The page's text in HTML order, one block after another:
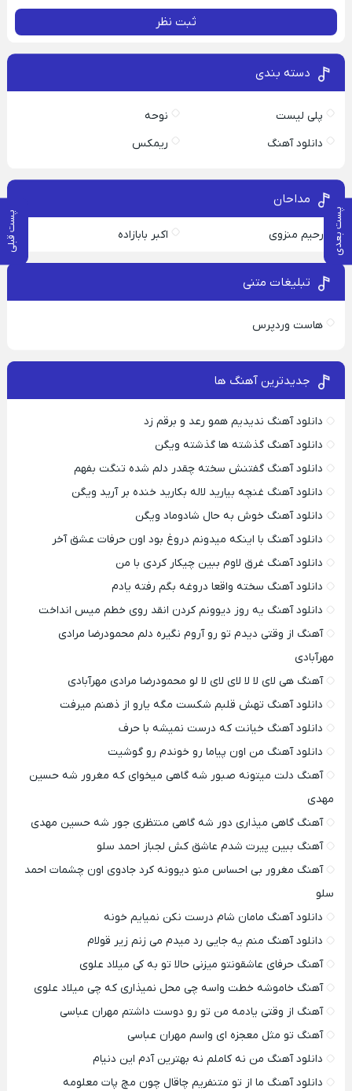
پست بعدی پست قبلی
ثبت نظر
دسته بندی
پلی لیست
نوحه
دانلود آهنگ
ریمکس
مداحان
رحیم منزوی اکبر بابازاده
تبلیغات متنی
هاست وردپرس
جدیدترین آهنگ ها
دانلود آهنگ ندیدیم همو رعد و برقم زد
دانلود آهنگ گذشته ها گذشته ویگن
دانلود آهنگ گفتنش سخته چقدر دلم شده تنگت بفهم
دانلود آهنگ غنچه بیارید لاله بکارید خنده بر آرید ویگن
دانلود آهنگ خوش به حال شادوماد ویگن
دانلود آهنگ با اینکه میدونم دروغ بود اون حرفات عشق آخر
دانلود آهنگ غرق لاوم ببین چیکار کردی با من
دانلود آهنگ سخته واقعا دروغه بگم رفته یادم
دانلود آهنگ یه روز دیوونم کردن انقد روی خطم میس انداخت
آهنگ از وقتی دیدم تو رو آروم نگیره دلم محمودرضا مرادی
مهرآبادی
آهنگ هی لای لا لا لای لای لا لو محمودرضا مرادی مهرآبادی
دانلود آهنگ تهش قلبم شکست مگه یارو از ذهنم میرفت
دانلود آهنگ خیانت که درست نمیشه با حرف
دانلود آهنگ من اون پیاما رو خوندم رو گوشیت
آهنگ دلت میتونه صبور شه گاهی میخوای که مغرور شه حسین
مهدی
آهنگ گاهی میذاری دور شه گاهی منتظری جور شه حسین مهدی
آهنگ ببین پیرت شدم عاشق کش لجباز احمد سلو
آهنگ مغرور بی احساس منو دیوونه کرد جادوی اون چشمات احمد
سلو
دانلود آهنگ مامان شام درست نکن نمیایم خونه
دانلود آهنگ منم یه جایی رد میدم می زنم زیر قولام
آهنگ حرفای عاشقونتو میزنی حالا تو به کی میلاد علوی
آهنگ خاموشه خطت واسه چی محل نمیذاری که چی میلاد علوی
آهنگ از وقتی یادمه من تو رو دوست داشتم مهران عباسی
آهنگ تو مثل معجزه ای واسم مهران عباسی
دانلود آهنگ من نه کاملم نه بهترین آدم این دنیام
دانلود آهنگ ما از تو متنفریم چاقال چون مچ پات معلومه